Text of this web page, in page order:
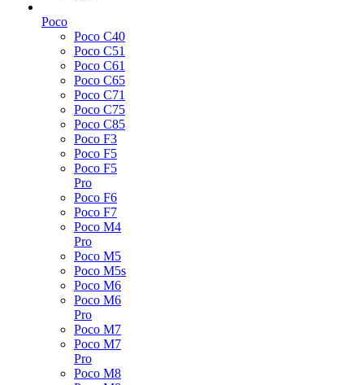
Poco
Poco C40
Poco C51
Poco C61
Poco C65
Poco C71
Poco C75
Poco C85
Poco F3
Poco F5
Poco F5
Pro
Poco F6
Poco F7
Poco M4
Pro
Poco M5
Poco M5s
Poco M6
Poco M6
Pro
Poco M7
Poco M7
Pro
Poco M8